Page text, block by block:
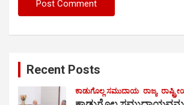
Recent Posts
ಕಾಡುಗೊಲ್ಲ ಸಮುದಾಯ ರಾಜ್ಯ